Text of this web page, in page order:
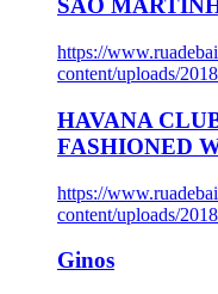
SÃO
https://
content/uploads/
HAVANA
FASHIONED
https://
content/uploads/
Ginos